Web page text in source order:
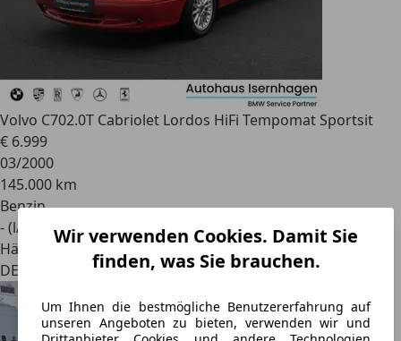
Wir verwenden Cookies. Damit Sie
finden, was Sie brauchen.
Um Ihnen die bestmögliche Benutzererfahrung auf
unseren Angeboten zu bieten, verwenden wir und
Volvo C702.0T Cabriolet Lordos HiFi Tempomat Sportsit
€ 6.999
03/2000
145.000 km
Benzin
- (l/100 km)
Händler
DE 30916